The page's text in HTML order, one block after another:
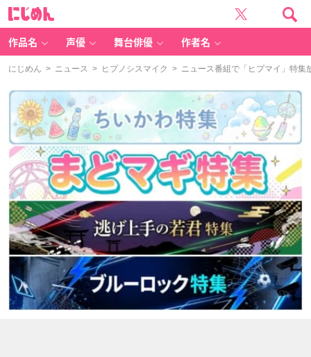
作品名 声優 舞台俳優 作者名
にじめん > ニュース > ヒプノシスマイク > ニュース番組で「ヒプマイ」特集